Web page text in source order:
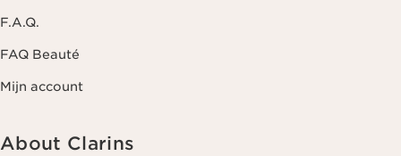
F.A.Q.
FAQ Beauté
Mijn account
About Clarins